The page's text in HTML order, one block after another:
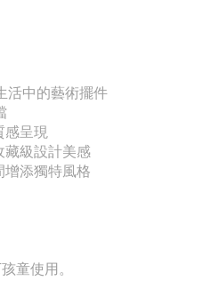
活中的藝術擺件
感呈現
藏級設計美感
增添獨特風格
童使用。